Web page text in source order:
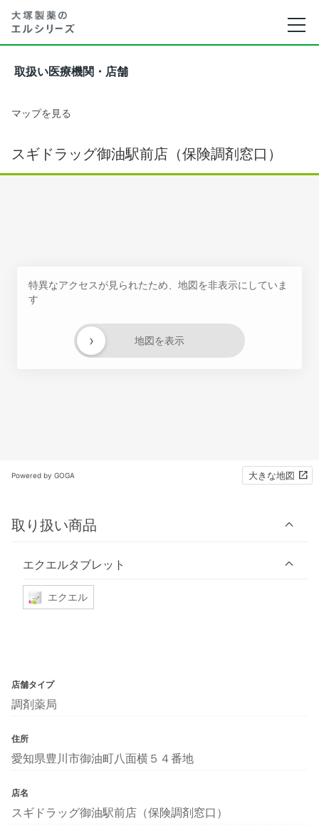
取扱い医療機関・店舗
マップを見る
スギドラッグ御油駅前店（保険調剤窓口）
特異なアクセスが見られたため、地図を非表示にしていま
す
地図を表示
›
Powered by GOGA 大きな地図
取り扱い商品
エクエルタブレット
エクエル
店舗タイプ
調剤薬局
住所
愛知県豊川市御油町八面横５４番地
店名
スギドラッグ御油駅前店（保険調剤窓口）